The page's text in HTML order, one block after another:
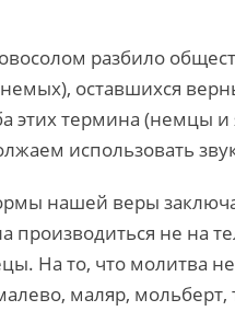
разбило
оставшихся
этих термина (немцы
использовать
нашей веры
не на
На то, что молитва
маляр, мольберт,